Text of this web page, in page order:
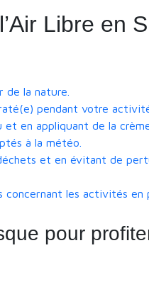
Libre en
la nature.
pendant votre
en appliquant de la crème
à la météo.
et en évitant de
concernant les activités en
pour